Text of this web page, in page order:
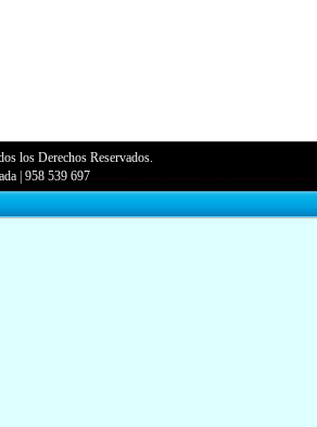
los Derechos Reservados.
|958 539 697